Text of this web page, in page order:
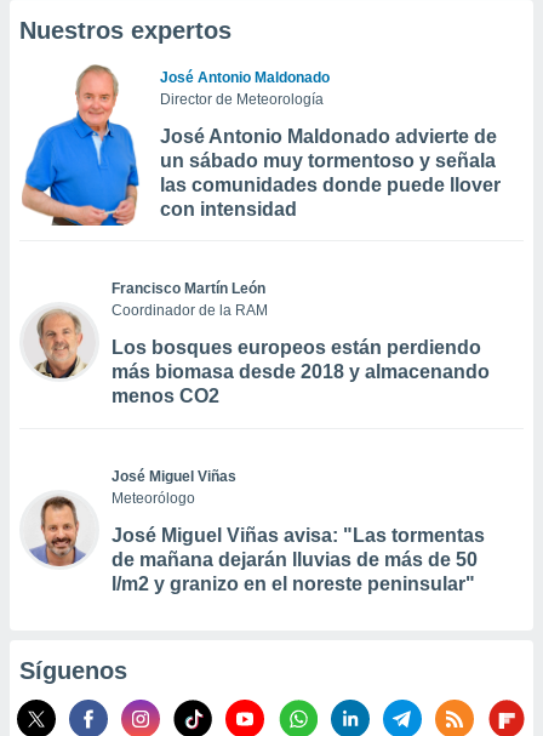
Nuestros expertos
José Antonio Maldonado
Director de Meteorología
José Antonio Maldonado advierte de
un sábado muy tormentoso y señala
las comunidades donde puede llover
con intensidad
Francisco Martín León
Coordinador de la RAM
Los bosques europeos están perdiendo
más biomasa desde 2018 y almacenando
menos CO2
José Miguel Viñas
Meteorólogo
José Miguel Viñas avisa: "Las tormentas
de mañana dejarán lluvias de más de 50
l/m2 y granizo en el noreste peninsular"
Síguenos